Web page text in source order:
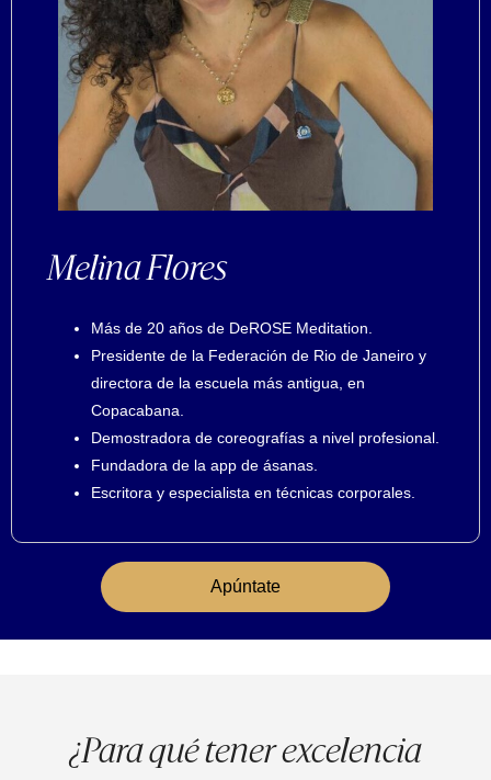
Melina Flores
Más de 20 años de DeROSE Meditation.
Presidente de la Federación de Rio de Janeiro y
directora de la escuela más antigua, en
Copacabana.
Demostradora de coreografías a nivel profesional.
Fundadora de la app de ásanas.
Escritora y especialista en técnicas corporales.
Apúntate
¿Para qué tener excelencia